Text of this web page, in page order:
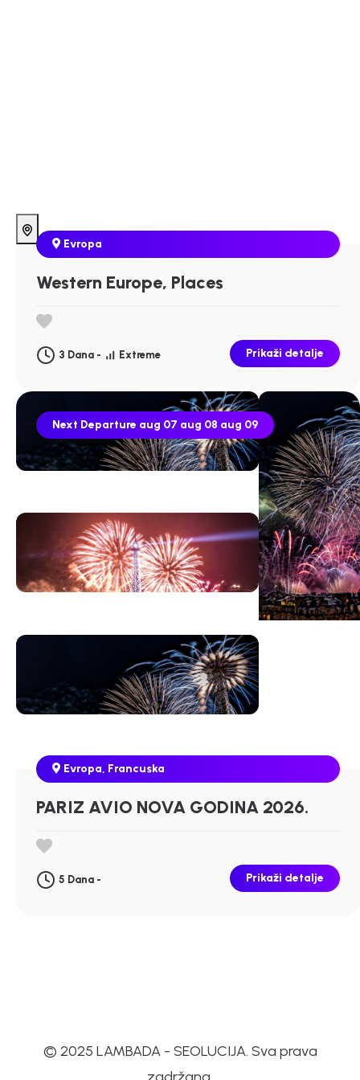
Evropa
Western Europe, Places
3 Dana - Extreme Prikaži detalje
Next Departure aug 07 aug 08 aug 09
Evropa, Francuska
PARIZ AVIO NOVA GODINA 2026.
5 Dana - Prikaži detalje
© 2025 LAMBADA - SEOLUCIJA. Sva prava